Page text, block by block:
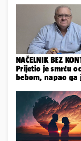
NAČELNIK BEZ
Prijetio je smrću
bebom, napao ga